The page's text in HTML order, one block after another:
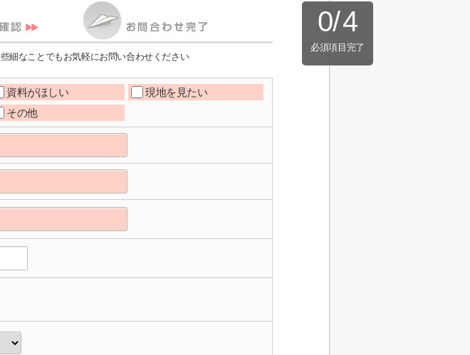
0/4
必須項目完了
細なことでもお気軽にお問い合わせください
資料がほしい
現地を見たい
その他